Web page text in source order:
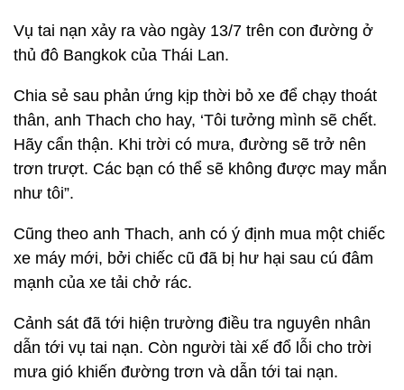
Vụ tai nạn xảy ra vào ngày 13/7 trên con đường ở
thủ đô Bangkok của Thái Lan.
Chia sẻ sau phản ứng kịp thời bỏ xe để chạy thoát
thân, anh Thach cho hay, ‘Tôi tưởng mình sẽ chết.
Hãy cẩn thận. Khi trời có mưa, đường sẽ trở nên
trơn trượt. Các bạn có thể sẽ không được may mắn
như tôi”.
Cũng theo anh Thach, anh có ý định mua một chiếc
xe máy mới, bởi chiếc cũ đã bị hư hại sau cú đâm
mạnh của xe tải chở rác.
Cảnh sát đã tới hiện trường điều tra nguyên nhân
dẫn tới vụ tai nạn. Còn người tài xế đổ lỗi cho trời
mưa gió khiến đường trơn và dẫn tới tai nạn.